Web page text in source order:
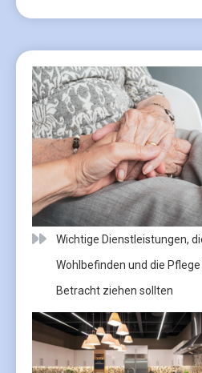
Wichtige Dienstleistungen,
Wohlbefinden und die
Betracht ziehen sollten